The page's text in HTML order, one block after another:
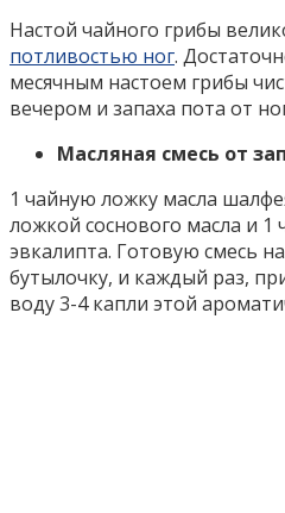
Настой чайного грибы
потливостью ног.
месячным настоем грибы
вечером и запаха пота от
Масляная смесь от
1 чайную ложку масла
ложкой соснового масла и 1
эвкалипта. Готовую смесь
бутылочку, и каждый раз,
воду 3-4 капли этой